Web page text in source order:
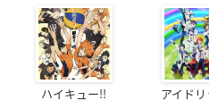
ハイキュー!! アイド